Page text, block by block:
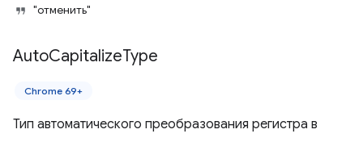
"отменить"
AutoCapitalizeType
Chrome 69+
Тип автоматического преобразования регистра в